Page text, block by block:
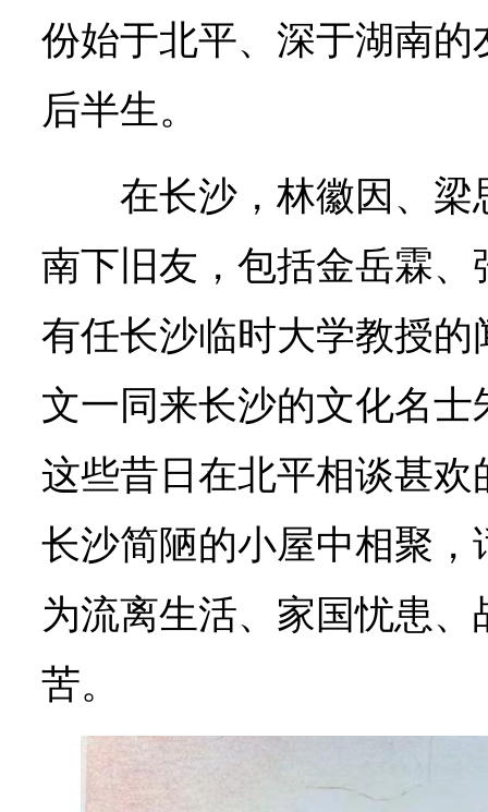
份始于北平、深于湖南
后半生。
在长沙，林徽因、
南下旧友，包括金岳霖
有任长沙临时大学教授
文一同来长沙的文化名
这些昔日在北平相谈甚
长沙简陋的小屋中相聚
为流离生活、家国忧患
苦。